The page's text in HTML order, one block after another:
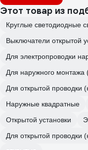
Этот товар из
Круглые светодиодные
Выключатели открытой
Для электропроводки
Наружные квадратные
Открытой установки